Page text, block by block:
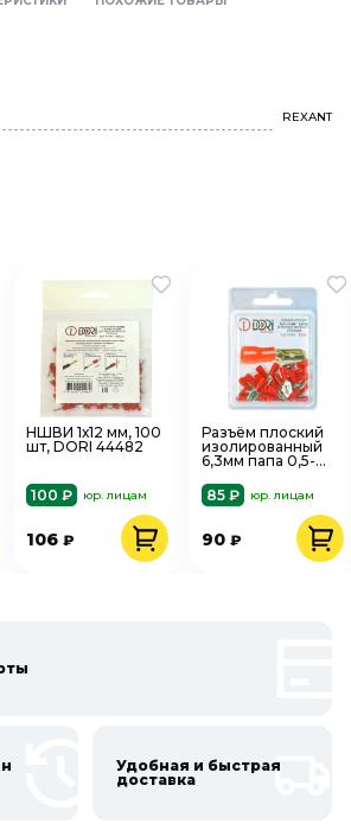
REXANT
НШВИ 1х12 мм, 100
шт, DORI 44482
100 ₽ юр. лицам
106 ₽
Разъём плоский
изолированный
6,3мм папа 0,5-
25шт РПи-М DORI
42068
85 ₽ юр. лицам
90 ₽
Удобная и быстрая
доставка